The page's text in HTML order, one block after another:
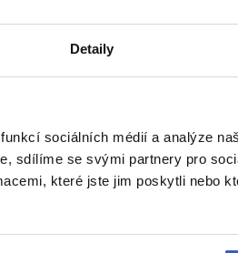
Detaily
sociálních médií a analýze
sdílíme se svými partnery pro
které jste jim poskytli nebo